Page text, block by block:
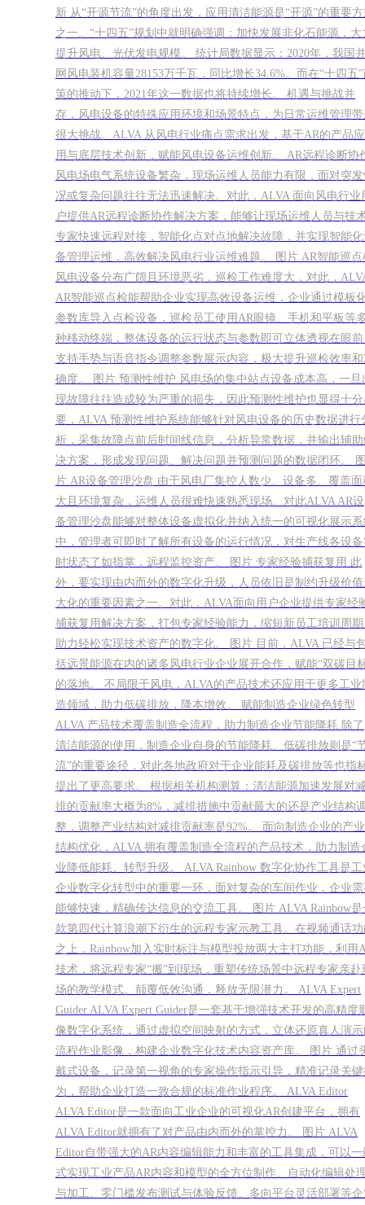
新 从“开源节流”的角度出发，应用清洁能源是“开源”的重要
之一。“十四五”规划中就明确强调：加快发展非化石能源，大
提升风电、光伏发电规模。 统计局数据显示：2020年，我国
网风电装机容量28153万千瓦，同比增长34.6%。而在“十四五
策的推动下，2021年这一数据也将持续增长。 机遇与挑战并
存，风电设备的特殊应用环境和场景特点，为日常运维管理
很大挑战。ALVA 从风电行业痛点需求出发，基于AR的产品应
用与底层技术创新，赋能风电设备运维创新。 AR远程诊断协
风电场电气系统设备繁杂，现场运维人员能力有限，面对突
况或复杂问题往往无法迅速解决。对此，ALVA 面向风电行业
户提供AR远程诊断协作解决方案，能够让现场运维人员与技
专家快速远程对接，智能化点对点地解决故障，并实现智能
备管理运维，高效解决风电行业运维难题。 图片 AR智能巡点
风电设备分布广阔且环境恶劣，巡检工作难度大，对此，
AR智能巡点检能帮助企业实现高效设备运维，企业通过模板
参数库导入点检设备，巡检员工使用AR眼镜、手机和平板等
种移动终端，整体设备的运行状态与参数即可立体透视在眼
支持手势与语音指令调整参数展示内容，极大提升巡检效率
确度。 图片 预测性维护 风电场的集中站点设备成本高，一旦
现故障往往造成较为严重的损失，因此预测性维护也显得十
要，ALVA 预测性维护系统能够针对风电设备的历史数据进行
析，采集故障点前后时间线信息，分析异常数据，并输出辅
决方案，形成发现问题、解决问题并预测问题的数据闭环。
片 AR设备管理沙盘 由于风电厂集控人数少、设备多、覆盖面
大且环境复杂，运维人员很难快速熟悉现场。对此ALVA AR设
备管理沙盘能够对整体设备虚拟化并纳入统一的可视化展示
中，管理者可即时了解所有设备的运行情况，对生产线各设
时状态了如指掌，远程监控资产。 图片 专家经验捕获复用 此
外，要实现由内而外的数字化升级，人员依旧是制约升级价
大化的重要因素之一。对此，ALVA面向用户企业提供专家经
捕获复用解决方案，打包专家经验能力，缩短新员工培训周
助力轻松实现技术资产的数字化。 图片 目前，ALVA 已经与
括远景能源在内的诸多风电行业企业展开合作，赋能“双碳目
的落地。 不局限于风电，ALVA的产品技术还应用于更多工业
造领域，助力低碳排放，降本增效。 赋能制造企业绿色转型
ALVA 产品技术覆盖制造全流程，助力制造企业节能降耗 除了
清洁能源的使用，制造企业自身的节能降耗、低碳排放则是“
流”的重要途径，对此各地政府对于企业能耗及碳排放等也指
提出了更高要求。 根据相关机构测算：清洁能源加速发展对
排的贡献率大概为8%，减排措施中贡献最大的还是产业结构
整，调整产业结构对减排贡献率是92%。 面向制造企业的产业
结构优化，ALVA 拥有覆盖制造全流程的产品技术，助力制造
业降低能耗、转型升级。 ALVA Rainbow 数字化协作工具是工
企业数字化转型中的重要一环，面对复杂的车间作业，企业
能够快速，精确传达信息的交流工具。 图片 ALVA Rainbow是
款第四代计算浪潮下衍生的远程专家示教工具。在视频通话
之上，Rainbow加入实时标注与模型投放两大主打功能，利用
技术，将远程专家“搬”到现场，重塑传统场景中远程专家亲赴
场的教学模式。颠覆低效沟通，释放无限潜力。 ALVA Expert
Guider ALVA Expert Guider是一套基于增强技术开发的高精度
像数字化系统，通过虚拟空间映射的方式，立体还原真人演
流程作业影像，构建企业数字化技术内容资产库。 图片 通过
戴式设备，记录第一视角的专家操作指示引导，精准记录关
为，帮助企业打造一致合规的标准作业程序。 ALVA Editor
ALVA Editor是一款面向工业企业的可视化AR创建平台，拥有
ALVA Editor就拥有了对产品由内而外的掌控力。 图片 ALVA
Editor自带强大的AR内容编辑能力和丰富的工具集成，可以一
式实现工业产品AR内容和模型的全方位制作、自动化编辑处
与加工、零门槛发布测试与体验反馈、多向平台灵活部署等